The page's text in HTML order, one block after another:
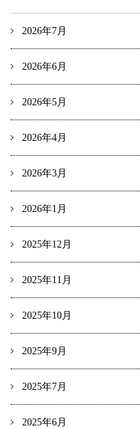
2026年7月
2026年6月
2026年5月
2026年4月
2026年3月
2026年1月
2025年12月
2025年11月
2025年10月
2025年9月
2025年7月
2025年6月